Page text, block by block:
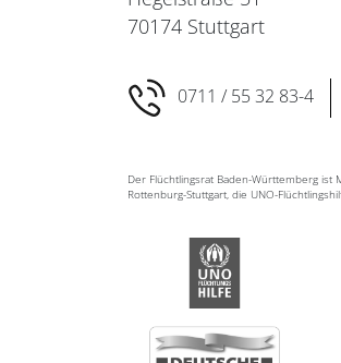
70174 Stuttgart
0711 / 55 32 83-4
Der Flüchtlingsrat Baden-Württemberg ist
Rottenburg-Stuttgart, die UNO-